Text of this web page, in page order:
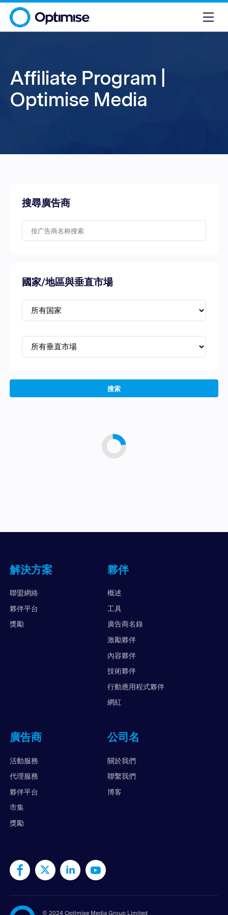
Affiliate Program |
Optimise Media
搜尋廣告商
國家/地區與垂直市場
搜索
解決方案
聯盟網絡
夥伴平台
獎勵
夥伴
概述
工具
廣告商名錄
激勵夥伴
內容夥伴
技術夥伴
行動應用程式夥伴
網紅
廣告商
活動服務
代理服務
夥伴平台
市集
獎勵
公司名
關於我們
聯繫我們
博客
© 2024 Optimise Media Group Limited